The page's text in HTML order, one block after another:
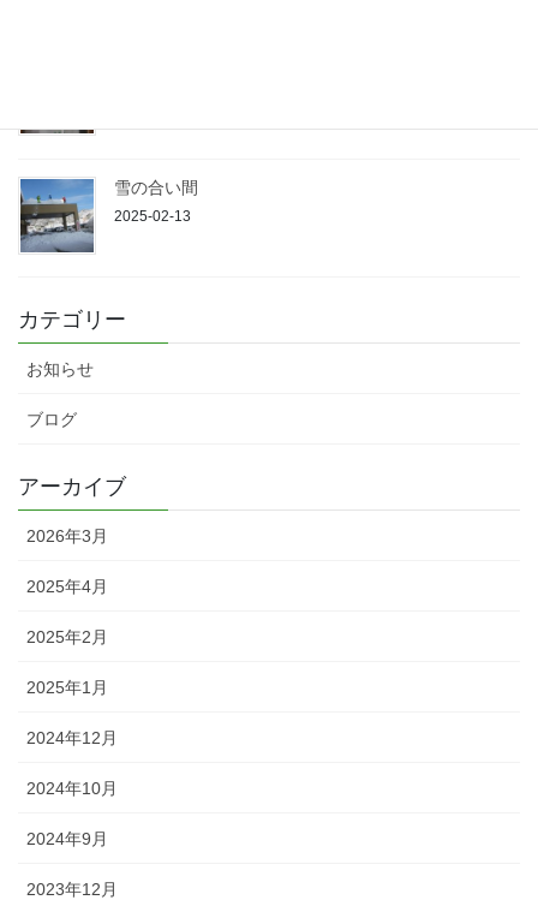
雪の合い間
2025-02-13
カテゴリー
お知らせ
ブログ
アーカイブ
2026年3月
2025年4月
2025年2月
2025年1月
2024年12月
2024年10月
2024年9月
2023年12月